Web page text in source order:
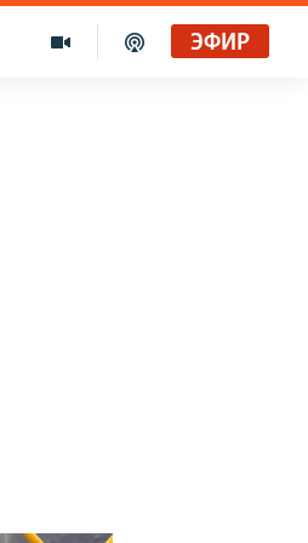
ЭФИР